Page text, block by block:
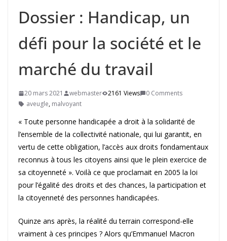
Dossier : Handicap, un
défi pour la société et le
marché du travail
20 mars 2021 webmaster 2161 Views
0 Comments
aveugle, malvoyant
« Toute personne handicapée a droit à la solidarité de
l’ensemble de la collectivité nationale, qui lui garantit, en
vertu de cette obligation, l’accès aux droits fondamentaux
reconnus à tous les citoyens ainsi que le plein exercice de
sa citoyenneté ». Voilà ce que proclamait en 2005 la loi
pour l’égalité des droits et des chances, la participation et
la citoyenneté des personnes handicapées.
Quinze ans après, la réalité du terrain correspond-elle
vraiment à ces principes ? Alors qu’Emmanuel Macron